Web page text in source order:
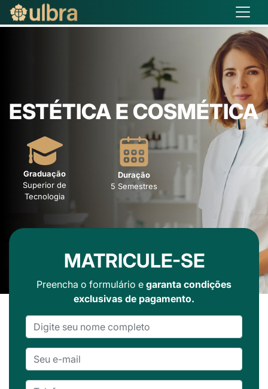
ESTÉTICA E COSMÉTICA
Graduação
Superior de
Tecnologia
Duração
5 Semestres
MATRICULE-SE
Preencha o formulário e garanta condições
exclusivas de pagamento.